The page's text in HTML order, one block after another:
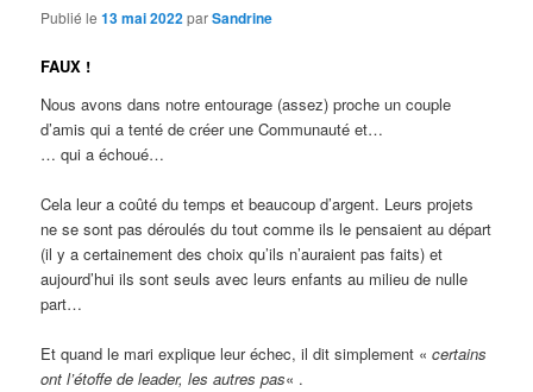
Publié le13 mai 2022parSandrine
FAUX !
Nous avons dans notre entourage (assez) proche un couple
d’amis qui a tenté de créer une Communauté et…
… qui a échoué…
Cela leur a coûté du temps et beaucoup d’argent. Leurs projets
ne se sont pas déroulés du tout comme ils le pensaient au départ
(il y a certainement des choix qu’ils n’auraient pas faits) et
aujourd’hui ils sont seuls avec leurs enfants au milieu de nulle
part…
Et quand le mari explique leur échec, il dit simplement «certains
ont l’étoffe de leader, les autres pas« .